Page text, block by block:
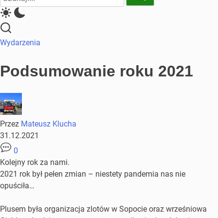
Search
Wydarzenia
Podsumowanie roku 2021
Przez Mateusz Klucha
31.12.2021
0
Kolejny rok za nami.
2021 rok był pełen zmian – niestety pandemia nas nie
opuściła…
Plusem była organizacja zlotów w Sopocie oraz wrześniowa